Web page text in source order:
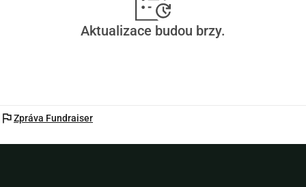
Aktualizace budou brzy.
flagZpráva Fundraiser